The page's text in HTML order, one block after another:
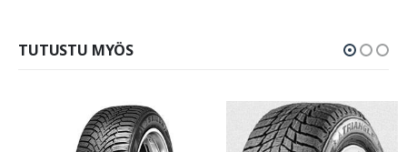
TUTUSTU MYÖS